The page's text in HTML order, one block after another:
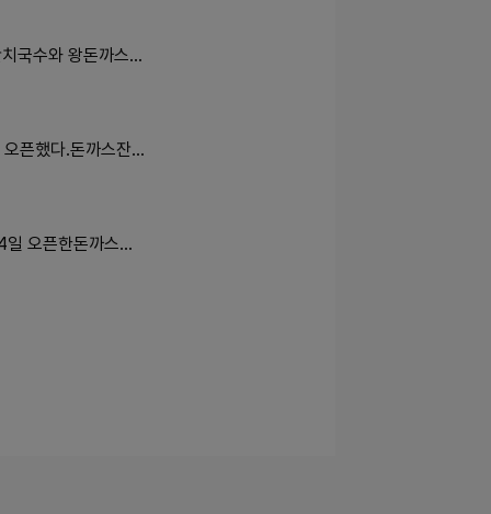
국수와 왕돈까스…
오픈했다.돈까스잔…
일 오픈한돈까스…